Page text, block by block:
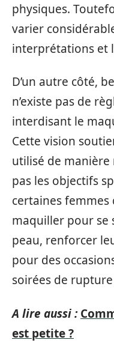
physiques.
varier
interprétations et
D’un autre côté,
n’existe pas de
interdisant le
Cette vision
utilisé de
pas les objectifs
certaines femmes
maquiller pour se
peau, renforcer
pour des
soirées de
A lire aussi :
est petite ?